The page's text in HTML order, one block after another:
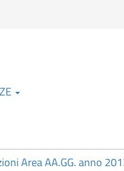
Area AA.GG. anno